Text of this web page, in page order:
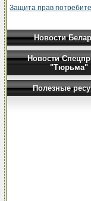
Защита прав
Новости
Новости
"Тюрьма"
Полезные